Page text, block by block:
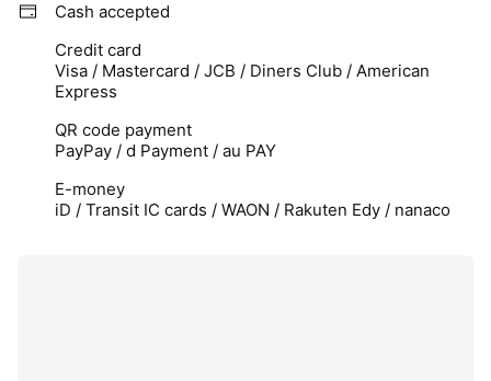
Cash accepted
Credit card
Visa / Mastercard / JCB / Diners Club / American
Express
QR code payment
PayPay / d Payment / au PAY
E-money
iD / Transit IC cards / WAON / Rakuten Edy / nanaco